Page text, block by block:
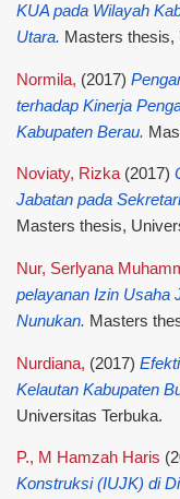
KUA pada Wilayah
Utara. Masters thesis,
Normila, (2017)
terhadap Kinerja
Kabupaten Berau.
Noviaty, Rizka(2017)
Jabatan pada
Masters thesis,
Nur, Serlyana
pelayanan Izin Usaha
Nunukan. Masters
Nurdiana, (2017)
Kelautan Kabupaten
Universitas Terbuka.
P., M Hamzah Haris
Konstruksi (IUJK) di